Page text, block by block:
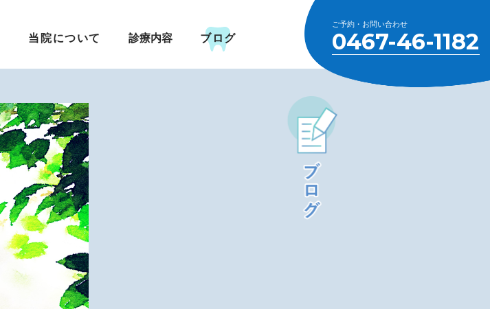
当院について 診療内容 ブログ
ご予約・お問い合わせ
0467-46-1182